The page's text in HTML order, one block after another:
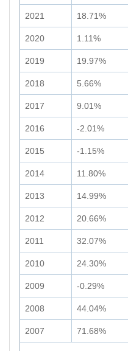
2021 18.71%
2020 1.11%
2019 19.97%
2018 5.66%
2017 9.01%
2016 -2.01%
2015 -1.15%
2014 11.80%
2013 14.99%
2012 20.66%
2011 32.07%
2010 24.30%
2009 -0.29%
2008 44.04%
2007 71.68%